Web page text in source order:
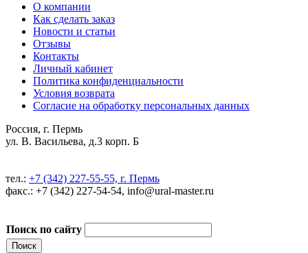
О компании
Как сделать заказ
Новости и статьи
Отзывы
Контакты
Личный кабинет
Политика конфиденциальности
Условия возврата
Согласие на обработку персональных данных
Россия, г. Пермь
ул. В. Васильева, д.3 корп. Б
тел.: +7 (342) 227-55-55, г. Пермь
факс.: +7 (342) 227-54-54, info@ural-master.ru
Поиск по сайту